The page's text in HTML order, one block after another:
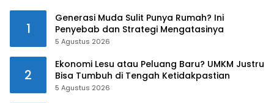
1
Generasi Muda Sulit Punya Rumah? Ini
Penyebab dan Strategi Mengatasinya
5 Agustus 2026
2
Ekonomi Lesu atau Peluang Baru? UMKM Justru
Bisa Tumbuh di Tengah Ketidakpastian
5 Agustus 2026